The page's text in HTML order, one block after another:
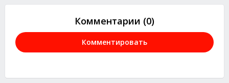
Комментарии (0)
Комментировать